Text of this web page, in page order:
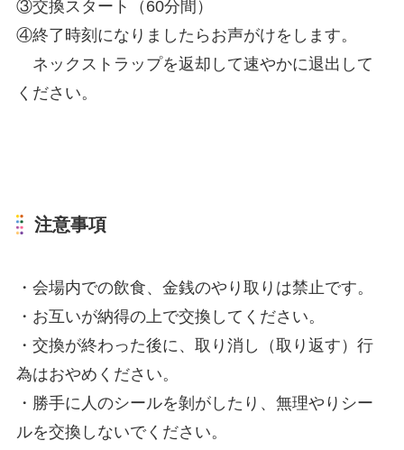
③交換スタート（60分間）
④終了時刻になりましたらお声がけをします。
ネックストラップを返却して速やかに退出して
ください。
注意事項
・会場内での飲食、金銭のやり取りは禁止です。
・お互いが納得の上で交換してください。
・交換が終わった後に、取り消し（取り返す）行
為はおやめください。
・勝手に人のシールを剝がしたり、無理やりシー
ルを交換しないでください。